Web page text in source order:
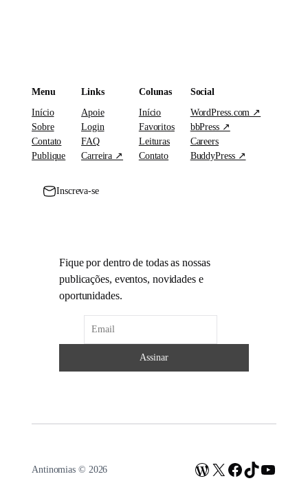
Menu
Início
Sobre
Contato
Publique
Links
Apoie
Login
FAQ
Carreira ↗
Colunas
Início
Favoritos
Leituras
Contato
Social
WordPress.com ↗
bbPress ↗
Careers
BuddyPress ↗
Inscreva-se
Fique por dentro de todas as nossas
publicações, eventos, novidades e
oportunidades.
Antinomias © 2026 WordPress
X Facebook
TikTok